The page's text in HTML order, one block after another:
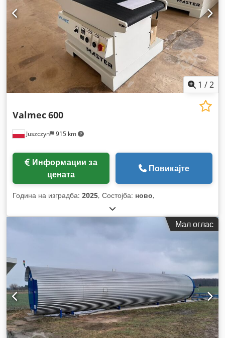
1 /2
Juszczyn 915 km
Valmec600
цената
Повикајте
Година на изградба: 2025, Состојба: ново,
Мал оглас